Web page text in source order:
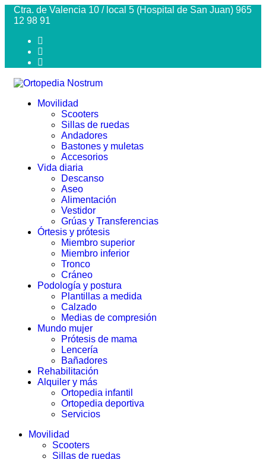
Ctra. de Valencia 10 / local 5 (Hospital de San Juan) 965
12 98 91
Movilidad
Scooters
Sillas de ruedas
Andadores
Bastones y muletas
Accesorios
Vida diaria
Descanso
Aseo
Alimentación
Vestidor
Grúas y Transferencias
Órtesis y prótesis
Miembro superior
Miembro inferior
Tronco
Cráneo
Podología y postura
Plantillas a medida
Calzado
Medias de compresión
Mundo mujer
Prótesis de mama
Lencería
Bañadores
Rehabilitación
Alquiler y más
Ortopedia infantil
Ortopedia deportiva
Servicios
Movilidad
Scooters
Sillas de ruedas